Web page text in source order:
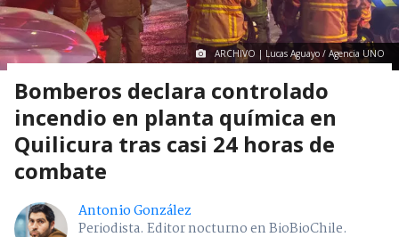
ARCHIVO | Lucas Aguayo / Agencia UNO
Bomberos declara controlado
incendio en planta química en
Quilicura tras casi 24 horas de
combate
Antonio González
Periodista. Editor nocturno en BioBioChile.